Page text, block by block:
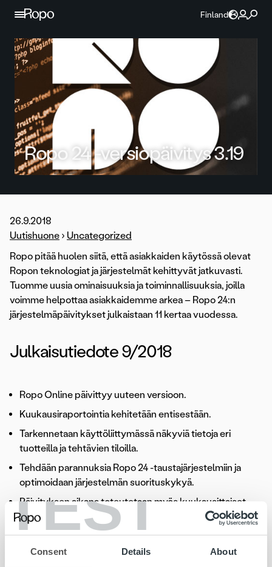
TEST
Consent Details About
Jatka sisältöön
Finland
Ropo 24 -versiopäivitys 3.19
26.9.2018
Uutishuone › Uncategorized
Ropo pitää huolen siitä, että asiakkaiden käytössä olevat
Ropon teknologiat ja järjestelmät kehittyvät jatkuvasti.
Tuomme uusia ominaisuuksia ja toiminnallisuuksia, joilla
voimme helpottaa asiakkaidemme arkea – Ropo 24:n
järjestelmäpäivitykset julkaistaan 11 kertaa vuodessa.
Julkaisutiedote 9/2018
Ropo Online päivittyy uuteen versioon.
Kuukausiraportointia kehitetään entisestään.
Tarkennetaan käyttöliittymässä näkyviä tietoja eri
tuotteilla ja tehtävien tiloilla.
Tehdään parannuksia Ropo 24 -taustajärjestelmiin ja
optimoidaan järjestelmän suorituskykyä.
Päivityksen aikana toteutetaan myös kuukausittaiset
tietoturva- ja versiopäivitykset.
Versiopäivitys suoritetaan sunnuntaina 30.9.2018 klo 12-
24 välisenä aikana.